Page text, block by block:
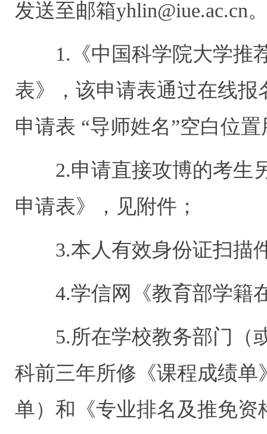
发送至邮箱yhlin@iue.ac.cn
1.《中国科学院大学推
表》，该申请表通过在线
申请表 “导师姓名”空白位
2.申请直接攻博的考生
申请表》，见附件；
3.本人有效身份证扫描
4.学信网《教育部学籍
5.所在学校教务部门（
科前三年所修《课程成绩
单）和《专业排名及推免